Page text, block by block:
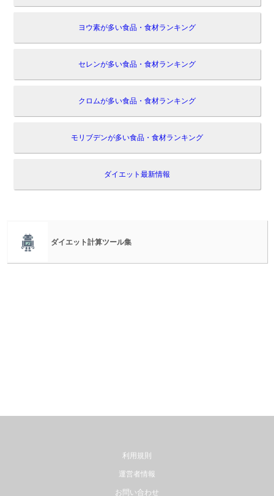
ヨウ素が多い食品・食材ランキング
セレンが多い食品・食材ランキング
クロムが多い食品・食材ランキング
モリブデンが多い食品・食材ランキング
ダイエット最新情報
ダイエット計算ツール集
利用規則
運営者情報
お問い合わせ